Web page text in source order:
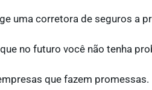
uma corretora de seguros a
no futuro você não tenha
que fazem promessas.